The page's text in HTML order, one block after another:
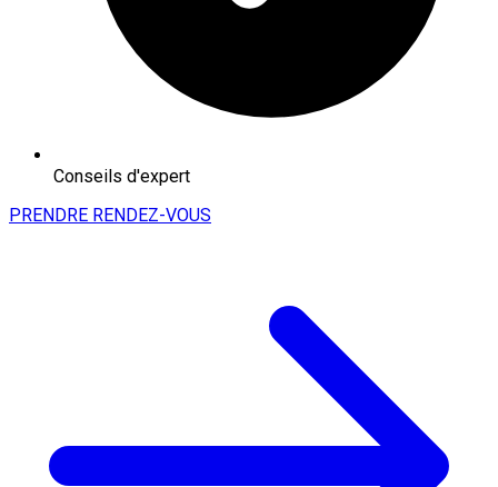
Conseils d'expert
PRENDRE RENDEZ-VOUS